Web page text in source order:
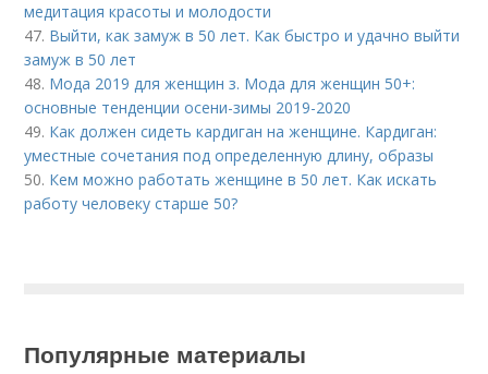
медитация красоты и молодости
47. Выйти, как замуж в 50 лет. Как быстро и удачно выйти
замуж в 50 лет
48. Мода 2019 для женщин з. Мода для женщин 50+:
основные тенденции осени-зимы 2019-2020
49. Как должен сидеть кардиган на женщине. Кардиган:
уместные сочетания под определенную длину, образы
50. Кем можно работать женщине в 50 лет. Как искать
работу человеку старше 50?
Популярные материалы